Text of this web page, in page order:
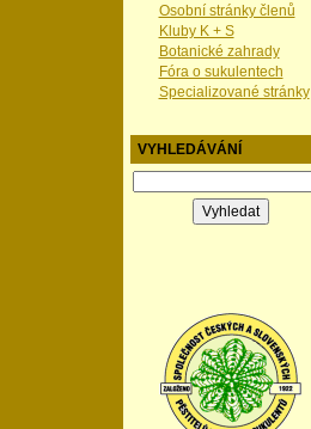
Osobní stránky členů
Kluby K + S
Botanické zahrady
Fóra o sukulentech
Specializované stránky
VYHLEDÁVÁNÍ